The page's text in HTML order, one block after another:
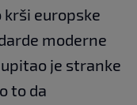
europske
moderne
upitao je stranke
to da